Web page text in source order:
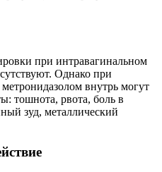
при интравагинальном
Однако при
внутрь могут
тошнота, рвота, боль в
зуд, металлический